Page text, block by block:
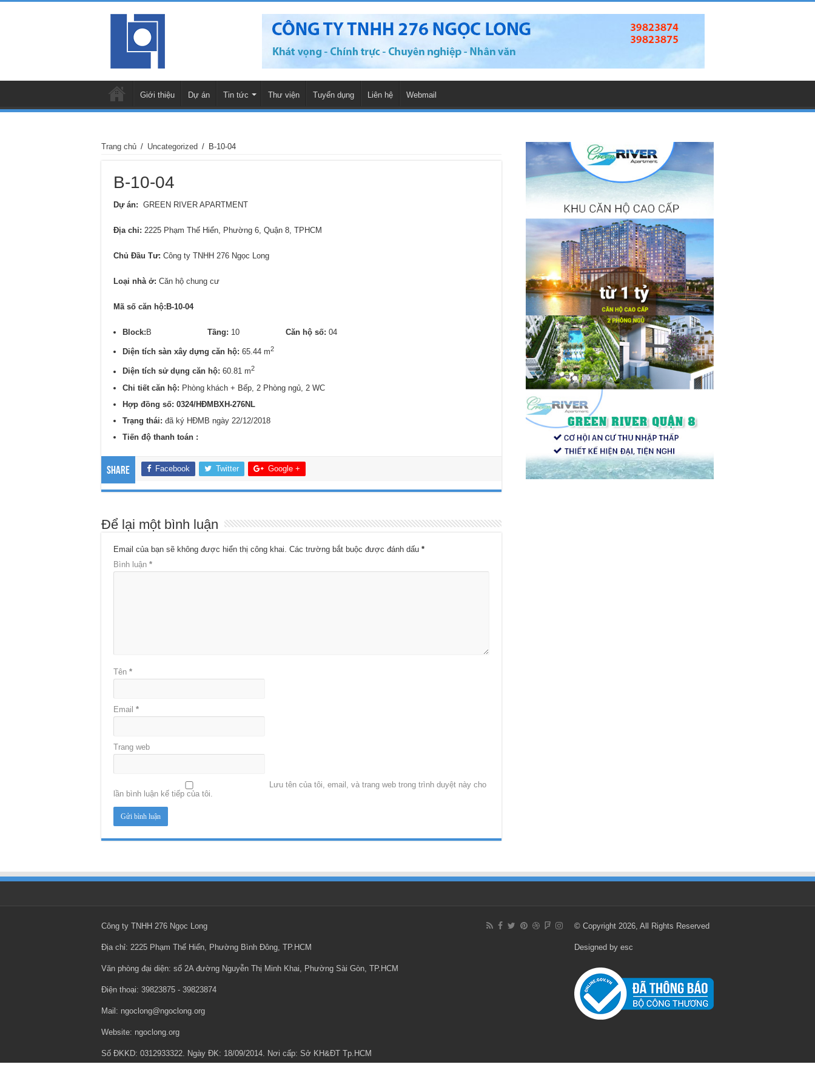
Giới thiệu Dự án Tin tức Thư viện Tuyển dụng Liên hệ Webmail
Trang chủ / Uncategorized / B-10-04
B-10-04
Dự án: GREEN RIVER APARTMENT
Địa chỉ: 2225 Phạm Thế Hiển, Phường 6, Quận 8, TPHCM
Chủ Đầu Tư: Công ty TNHH 276 Ngọc Long
Loại nhà ở: Căn hộ chung cư
Mã số căn hộ:B-10-04
Block: B Tầng: 10 Căn hộ số: 04
Diện tích sàn xây dựng căn hộ: 65.44 m2
Diện tích sử dụng căn hộ: 60.81 m2
Chi tiết căn hộ: Phòng khách + Bếp, 2 Phòng ngủ, 2 WC
Hợp đồng số: 0324/HĐMBXH-276NL
Trạng thái: đã ký HĐMB ngày 22/12/2018
Tiến độ thanh toán :
Share Facebook Twitter Google +
Để lại một bình luận
Email của bạn sẽ không được hiển thị công khai. Các trường bắt buộc được đánh dấu *
Bình luận *
Tên *
Email *
Trang web
Lưu tên của tôi, email, và trang web trong trình duyệt này cho
lần bình luận kế tiếp của tôi.
© Copyright 2026, All Rights Reserved
Designed by esc
Công ty TNHH 276 Ngọc Long
Địa chỉ: 2225 Phạm Thế Hiển, Phường Bình Đông, TP.HCM
Văn phòng đại diện: số 2A đường Nguyễn Thị Minh Khai, Phường Sài Gòn, TP.HCM
Điện thoại: ‎39823875 - ‎39823874
Mail: ngoclong@ngoclong.org
Website: ngoclong.org
Số ĐKKD: 0312933322. Ngày ĐK: 18/09/2014. Nơi cấp: Sở KH&ĐT Tp.HCM